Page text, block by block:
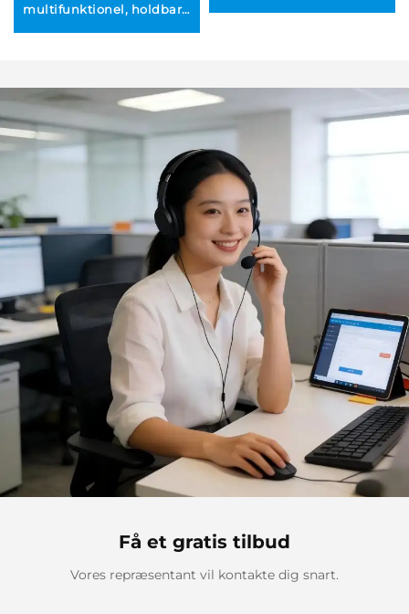
multifunktionel, holdbar
værktøj
Få et gratis tilbud
Vores repræsentant vil kontakte dig snart.